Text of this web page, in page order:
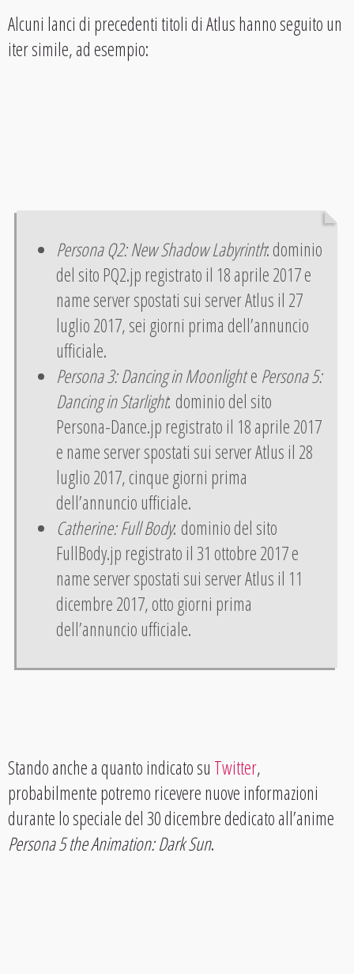
Alcuni lanci di precedenti titoli di Atlus hanno seguito un
iter simile, ad esempio:
Persona Q2: New Shadow Labyrinth: dominio
del sito PQ2.jp registrato il 18 aprile 2017 e
name server spostati sui server Atlus il 27
luglio 2017, sei giorni prima dell’annuncio
ufficiale.
Persona 3: Dancing in Moonlighte Persona 5:
Dancing in Starlight: dominio del sito
Persona-Dance.jp registrato il 18 aprile 2017
e name server spostati sui server Atlus il 28
luglio 2017, cinque giorni prima
dell’annuncio ufficiale.
Catherine: Full Body: dominio del sito
FullBody.jp registrato il 31 ottobre 2017 e
name server spostati sui server Atlus il 11
dicembre 2017, otto giorni prima
dell’annuncio ufficiale.
Stando anche a quanto indicato su Twitter,
probabilmente potremo ricevere nuove informazioni
durante lo speciale del 30 dicembre dedicato all’anime
Persona 5 the Animation: Dark Sun.